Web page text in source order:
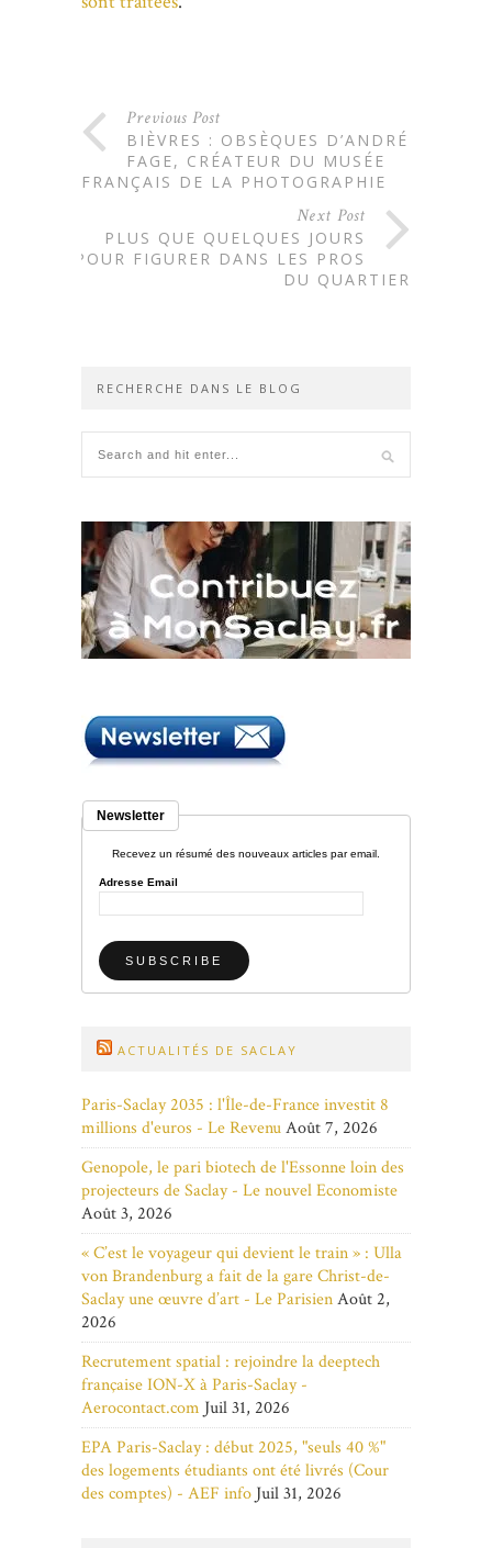
Previous Post
BIÈVRES : OBSÈQUES D’ANDRÉ
FAGE, CRÉATEUR DU MUSÉE
FRANÇAIS DE LA PHOTOGRAPHIE
Next Post
PLUS QUE QUELQUES JOURS
POUR FIGURER DANS LES PROS
DU QUARTIER
RECHERCHE DANS LE BLOG
Newsletter
Recevez un résumé des nouveaux articles par email.
Adresse Email
ACTUALITÉS DE SACLAY
Paris-Saclay 2035 : l'Île-de-France investit 8
millions d'euros - Le RevenuAoût 7, 2026
Genopole, le pari biotech de l'Essonne loin des
projecteurs de Saclay - Le nouvel Economiste
Août 3, 2026
« C’est le voyageur qui devient le train » : Ulla
von Brandenburg a fait de la gare Christ-de-
Saclay une œuvre d’art - Le ParisienAoût 2,
2026
Recrutement spatial : rejoindre la deeptech
française ION-X à Paris-Saclay -
Aerocontact.com Juil 31, 2026
EPA Paris-Saclay : début 2025, "seuls 40 %"
des logements étudiants ont été livrés (Cour
des comptes) - AEF info Juil 31, 2026